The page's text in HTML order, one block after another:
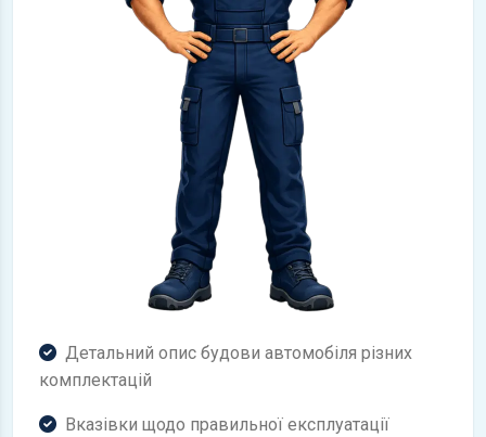
Детальний опис будови автомобіля різних
комплектацій
Вказівки щодо правильної експлуатації